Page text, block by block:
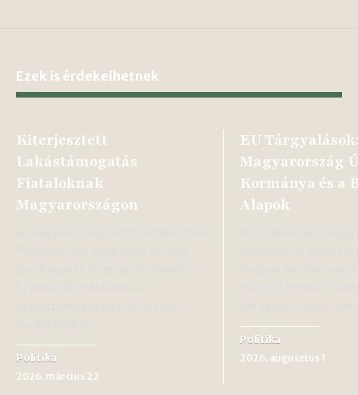
Ezek is érdekelhetnek
Kiterjesztett
Lakástámogatás
Fiataloknak
Magyarországon
Politika
2026. március 22
EU
Magyarország
Kormánya és a
Alapok
Politika
2026. augusztus 1